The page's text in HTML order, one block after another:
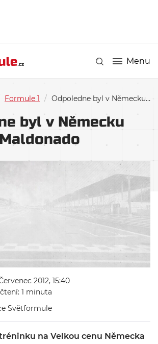
Menu
Formule 1 / Odpoledne byl v Německu nejlepší Maldonado
byl v Německu
2012, 15:40
1 minuta
Světformule
na Velkou cenu Německa